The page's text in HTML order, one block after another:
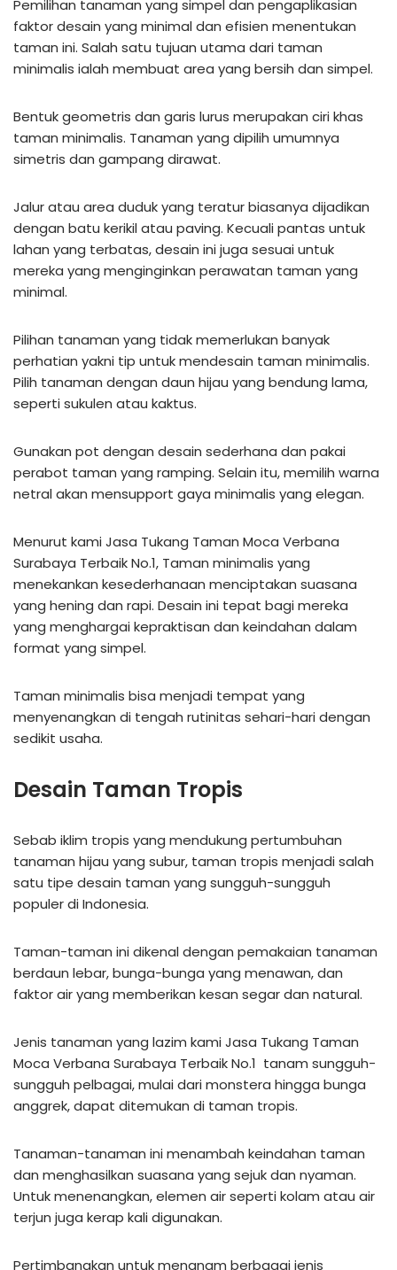
Pemilihan tanaman yang simpel dan pengaplikasian
faktor desain yang minimal dan efisien menentukan
taman ini. Salah satu tujuan utama dari taman
minimalis ialah membuat area yang bersih dan simpel.
Bentuk geometris dan garis lurus merupakan ciri khas
taman minimalis. Tanaman yang dipilih umumnya
simetris dan gampang dirawat.
Jalur atau area duduk yang teratur biasanya dijadikan
dengan batu kerikil atau paving. Kecuali pantas untuk
lahan yang terbatas, desain ini juga sesuai untuk
mereka yang menginginkan perawatan taman yang
minimal.
Pilihan tanaman yang tidak memerlukan banyak
perhatian yakni tip untuk mendesain taman minimalis.
Pilih tanaman dengan daun hijau yang bendung lama,
seperti sukulen atau kaktus.
Gunakan pot dengan desain sederhana dan pakai
perabot taman yang ramping. Selain itu, memilih warna
netral akan mensupport gaya minimalis yang elegan.
Menurut kami Jasa Tukang Taman Moca Verbana
Surabaya Terbaik No.1, Taman minimalis yang
menekankan kesederhanaan menciptakan suasana
yang hening dan rapi. Desain ini tepat bagi mereka
yang menghargai kepraktisan dan keindahan dalam
format yang simpel.
Taman minimalis bisa menjadi tempat yang
menyenangkan di tengah rutinitas sehari-hari dengan
sedikit usaha.
Desain Taman Tropis
Sebab iklim tropis yang mendukung pertumbuhan
tanaman hijau yang subur, taman tropis menjadi salah
satu tipe desain taman yang sungguh-sungguh
populer di Indonesia.
Taman-taman ini dikenal dengan pemakaian tanaman
berdaun lebar, bunga-bunga yang menawan, dan
faktor air yang memberikan kesan segar dan natural.
Jenis tanaman yang lazim kami Jasa Tukang Taman
Moca Verbana Surabaya Terbaik No.1 tanam sungguh-
sungguh pelbagai, mulai dari monstera hingga bunga
anggrek, dapat ditemukan di taman tropis.
Tanaman-tanaman ini menambah keindahan taman
dan menghasilkan suasana yang sejuk dan nyaman.
Untuk menenangkan, elemen air seperti kolam atau air
terjun juga kerap kali digunakan.
Pertimbangkan untuk menanam berbagai jenis